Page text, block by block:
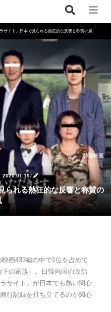
サイト」日本で見られる熱狂的な反響と称賛の嵐
2020.01.15/
韓国映画
画433編の中で1位を占めて
の家族」。日韓両国の政治
サイト」が日本でも熱い関心
行記録を打ち立てるのか関心